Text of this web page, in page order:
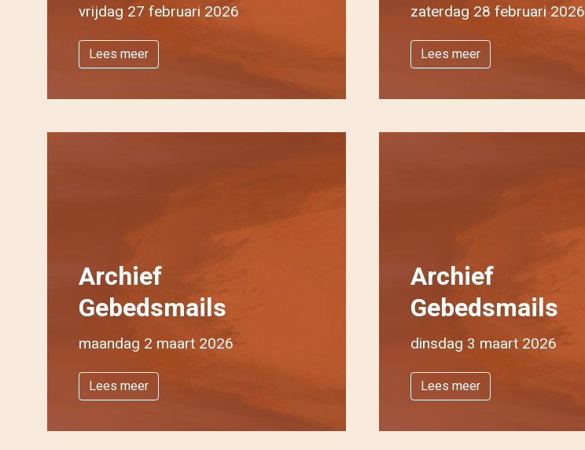
vrijdag 27 februari 2026
Lees meer
zaterdag 28 februari 2026
Lees meer
Archief
Gebedsmails
maandag 2 maart 2026
Lees meer
Archief
Gebedsmails
dinsdag 3 maart 2026
Lees meer